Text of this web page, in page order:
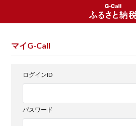
マイG-Call
ログインID
パスワード